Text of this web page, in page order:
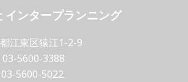
インタープランニング
江東区猿江1-2-9
03-5600-3388
03-5600-5022